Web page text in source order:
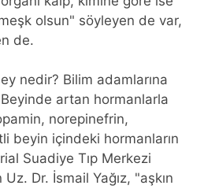
olsun" söyleyen de var,
de.
nedir? Bilim adamlarına
artan hormanlarla
norepinefrin,
beyin içindeki hormanların
Suadiye Tıp Merkezi
Dr. İsmail Yağız, "aşkın